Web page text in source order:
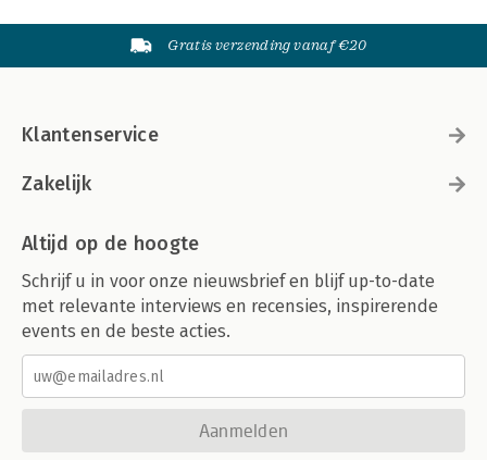
Gratis verzending vanaf €20
Klantenservice
Zakelijk
Altijd op de hoogte
Schrijf u in voor onze nieuwsbrief en blijf up-to-date
met relevante interviews en recensies, inspirerende
events en de beste acties.
Aanmelden